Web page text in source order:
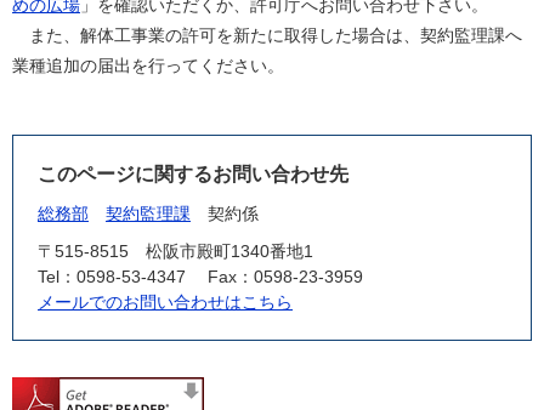
めの広場 」を確認いただくか、許可庁へお問い合わせ下さい。
また、解体工事業の許可を新たに取得した場合は、契約監理課へ
業種追加の届出を行ってください。
このページに関するお問い合わせ先
総務部 契約監理課
契約係
〒515-8515
松阪市殿町1340番地1
Tel：0598-53-4347
Fax：0598-23-3959
メールでのお問い合わせはこちら